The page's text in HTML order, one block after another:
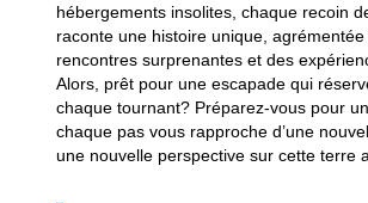
hébergements insolites, chaque recoin
raconte une histoire unique,
rencontres surprenantes et des
Alors, prêt pour une escapade qui
chaque tournant? Préparez-vous pour
chaque pas vous rapproche d’une
une nouvelle perspective sur cette terre